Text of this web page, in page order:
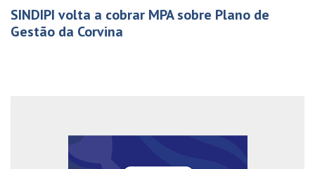
SINDIPI volta a cobrar MPA sobre Plano de
Gestão da Corvina